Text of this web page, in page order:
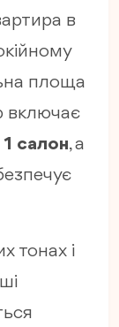
в
площа
включає
1 салон, а
тонах і